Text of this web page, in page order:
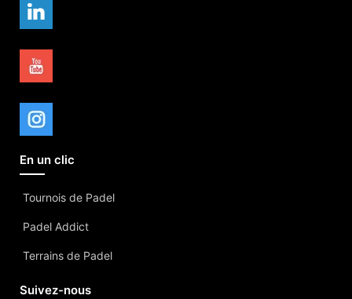
En un clic
Tournois de Padel
Padel Addict
Terrains de Padel
Suivez-nous